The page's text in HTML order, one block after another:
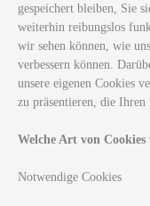
gespeichert bleiben, Sie
weiterhin reibungslos
wir sehen können, wie
verbessern können.
unsere eigenen Cookies
zu präsentieren, die Ihren
Welche Art von Cookies
Notwendige Cookies